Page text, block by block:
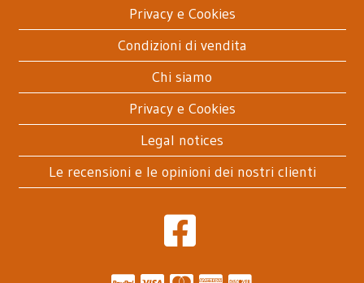
Privacy e Cookies
Condizioni di vendita
Chi siamo
Privacy e Cookies
Legal notices
Le recensioni e le opinioni dei nostri clienti